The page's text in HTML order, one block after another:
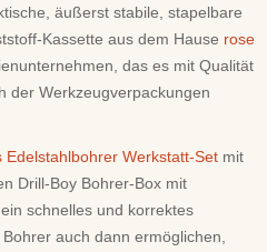
äußerst stabile, stapelbare
Kassette aus dem Hause rose
das es mit Qualität
der Werkzeugverpackungen
Edelstahlbohrer Werkstatt-Set mit
Drill-Boy Bohrer-Box mit
schnelles und korrektes
auch dann ermöglichen,